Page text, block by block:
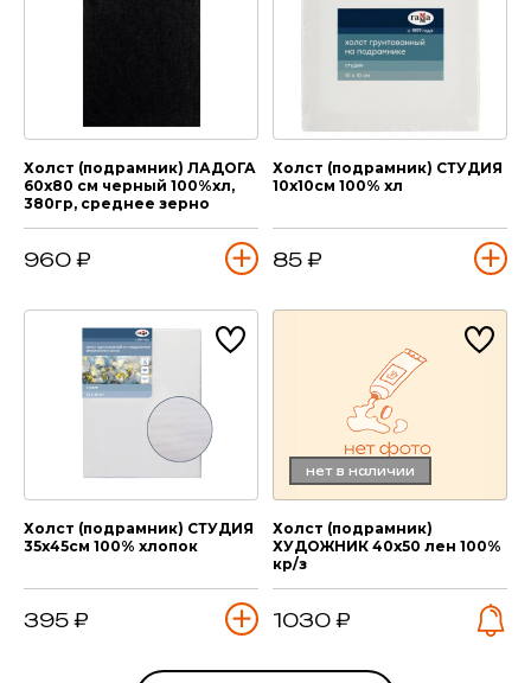
Холст (подрамник) ЛАДОГА
60х80 см черный 100%хл,
380гр, среднее зерно
960 ₽
Холст (подрамник) СТУДИЯ
10х10см 100% хл
85 ₽
Холст (подрамник) СТУДИЯ
35х45см 100% хлопок
395 ₽
нет в наличии
Холст (подрамник)
ХУДОЖНИК 40х50 лен 100%
кр/з
1030 ₽